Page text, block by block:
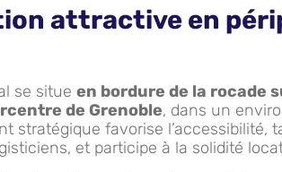
attractive en
se situe en bordure de la rocade
de Grenoble, dans un
stratégique favorise l’accessibilité,
et participe à la solidité